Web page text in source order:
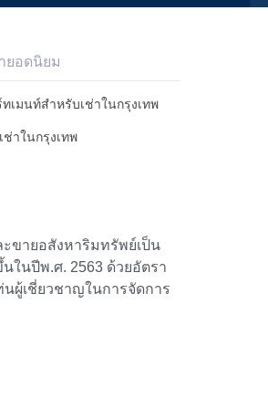
ยอดนิยม
เมนท์สำหรับเช่าในกรุงเทพ
าในกรุงเทพ
ะขายอสังหาริมทรัพย์เป็น
ในปีพ.ศ. 2563 ด้วยอัตรา
ผู้เชี่ยวชาญในการจัดการ